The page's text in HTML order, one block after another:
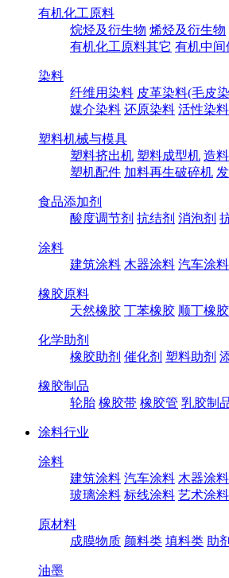
有机化工原料
烷烃及衍生物 烯烃及衍生物
有机化工原料其它 有机中间
染料
纤维用染料 皮革染料(毛皮
媒介染料 还原染料 活性染料
塑料机械与模具
塑料挤出机 塑料成型机 造
塑机配件 加料再生破碎机
食品添加剂
酸度调节剂 抗结剂 消泡剂
涂料
建筑涂料 木器涂料 汽车涂料
橡胶原料
天然橡胶 丁苯橡胶 顺丁橡胶
化学助剂
橡胶助剂 催化剂 塑料助剂
橡胶制品
轮胎 橡胶带 橡胶管 乳胶制
涂料行业
涂料
建筑涂料 汽车涂料 木器涂料
玻璃涂料 标线涂料 艺术涂料
原材料
成膜物质 颜料类 填料类 助
油墨